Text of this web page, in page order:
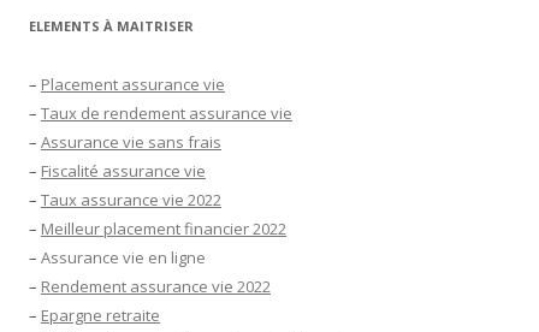
ELEMENTS À MAITRISER
– Placement assurance vie
– Taux de rendement assurance vie
– Assurance vie sans frais
– Fiscalité assurance vie
– Taux assurance vie 2022
– Meilleur placement financier 2022
– Assurance vie en ligne
– Rendement assurance vie 2022
– Epargne retraite